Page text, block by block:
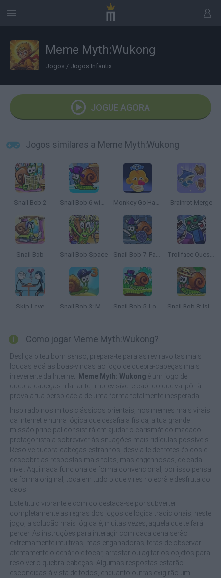
Meme Myth:Wukong
Jogos / Jogos Infantis
JOGUE AGORA
Jogos similares a Meme Myth:Wukong
Snail Bob 2 Snail Bob 6 winter story Monkey Go Happy: Maze Brainrot Merge
Snail Bob Snail Bob Space Snail Bob 7: Fantasy Story Trollface Quest: Video Games Adventure Puzzle
Skip Love Snail Bob 3: Mysterious Island Snail Bob 5: Love Story Snail Bob 8: Island Story
Como jogar Meme Myth:Wukong?
Desliga o teu bom senso, prepara-te para as reviravoltas mais
loucas e dá as boas-vindas ao jogo de quebra-cabeças mais
irreverente da Internet! Meme Myth: Wukong é um jogo de
quebra-cabeças hilariante, imprevisível e caótico que vai pôr à
prova a tua perspicácia de uma forma totalmente inesperada.
Inspirado nos mitos clássicos orientais, nos memes mais virais
da Internet e numa lógica que desafia a física, a tua grande
missão principal consistirá em ajudar o carismático macaco
protagonista a sobreviver às situações mais ridículas possíveis.
Resolve quebra-cabeças estranhos, desvia-te de trotes épicos e
descobre as respostas mais tolas, mas engenhosas, de cada
nível. Aqui nada funciona de forma convencional, por isso pensa
de forma original, toca em tudo o que vires no ecrã e desfruta do
caos!
Este título vibrante e cómico destaca-se por subverter
completamente as regras dos jogos de lógica tradicionais; neste
jogo, a solução mais lógica é, muitas vezes, aquela que te fará
perder. As instruções para interagir com cada cena serão
extremamente intuitivas, mas enganadoras; terás de observar
atentamente o cenário e tocar, arrastar ou agitar os objetos para
resolver o quebra-cabeças. Algumas respostas estarão
escondidas à vista de todos, enquanto outras exigirão um